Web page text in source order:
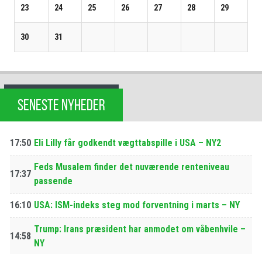
23 24 25 26 27 28 29
30 31
SENESTE NYHEDER
17:50 Eli Lilly får godkendt vægttabspille i USA – NY2
17:37
Feds Musalem finder det nuværende renteniveau
passende
16:10 USA: ISM-indeks steg mod forventning i marts – NY
14:58
Trump: Irans præsident har anmodet om våbenhvile –
NY